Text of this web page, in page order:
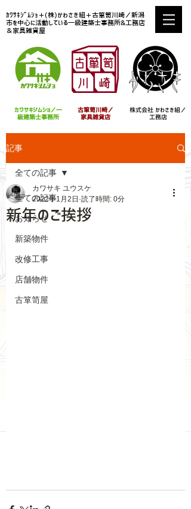
ｶﾜｻｷｼﾞﾑｼｮ＋(株)かわさき組＋古箪笥川崎／新潟
市を中心に活動している一級建築士事務所&工務店
＆家具雑貨屋
カワサキジムショ／一
級建築士事務所
古箪笥川崎／
家具雑貨店
株式会社 ​かわさき組／
工務店
記事
全ての記事
お知らせ
新築物件
改修工事
店舗物件
古箪笥屋
全ての記事
新年のご挨拶
カワサキ ユウスケ
2022年1月2日 読了時間: 0分